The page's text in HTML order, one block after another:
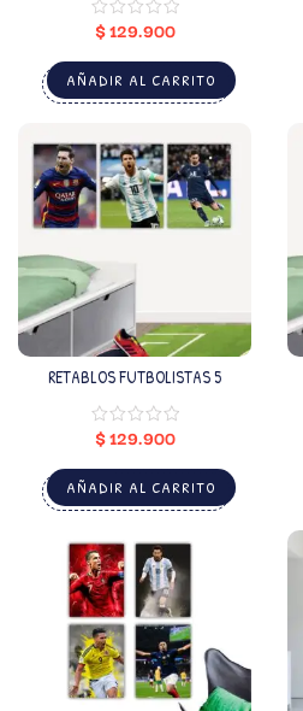
$129.900
AÑADIR AL CARRITO
RETABLOS FUTBOLISTAS 5
$129.900
AÑADIR AL CARRITO